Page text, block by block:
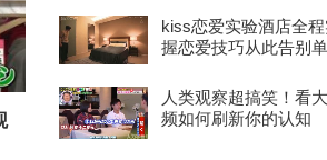
kiss恋爱实验酒店全
握恋爱技巧从此告别
人类观察超搞笑！看
频如何刷新你的认知